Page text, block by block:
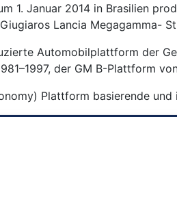
1. Januar 2014 in Brasilien
Lancia Megagamma-
Automobilplattform der
der GM B-Plattform
Plattform basierende